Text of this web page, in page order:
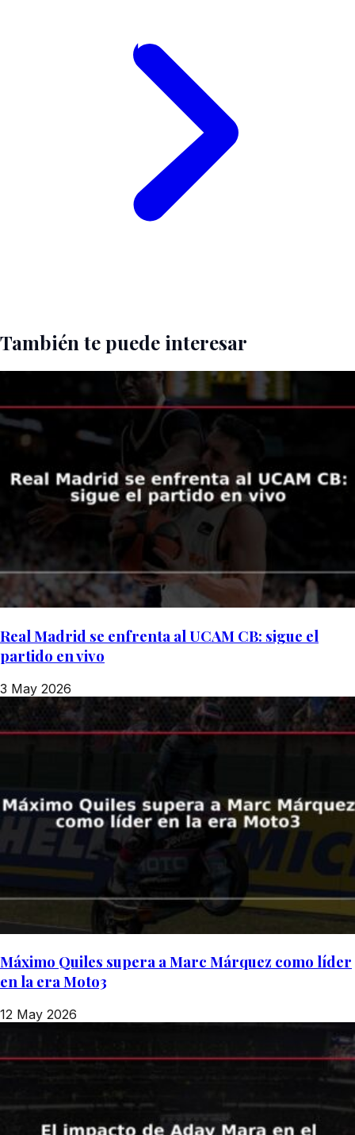
También te puede interesar
Real Madrid se enfrenta al UCAM CB: sigue el
partido en vivo
3 May 2026
Máximo Quiles supera a Marc Márquez como líder
en la era Moto3
12 May 2026